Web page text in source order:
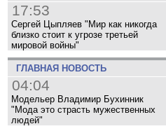
17:53
Сергей Цыпляев "Мир как никогда
близко стоит к угрозе третьей
мировой войны"
ГЛАВНАЯ НОВОСТЬ
04:04
Модельер Владимир Бухинник
"Мода это страсть мужественных
людей"